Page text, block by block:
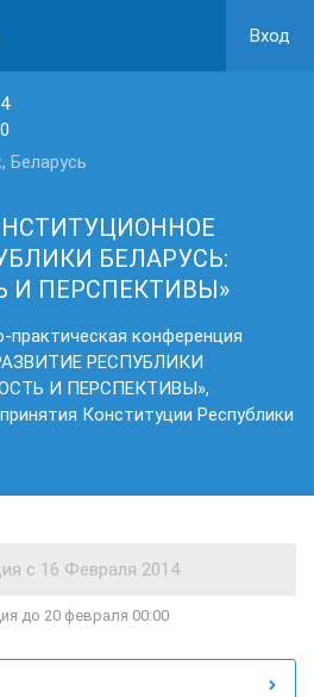
Вход
Беларусь
БЕЛАРУСЬ:
И ПЕРСПЕКТИВЫ»
практическая конференция
РЕСПУБЛИКИ
И ПЕРСПЕКТИВЫ»,
Конституции Республики
до 20 февраля 00:00